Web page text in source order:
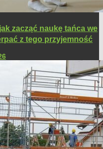
zacząć naukę tańca we
z tego przyjemność